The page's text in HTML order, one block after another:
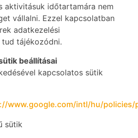
aktivitásuk időtartamára nem
vállalni. Ezzel kapcsolatban
adatkezelési
tájékozódni.
beállításai
kapcsolatos sütik
www.google.com/intl/hu/policies/
sütik